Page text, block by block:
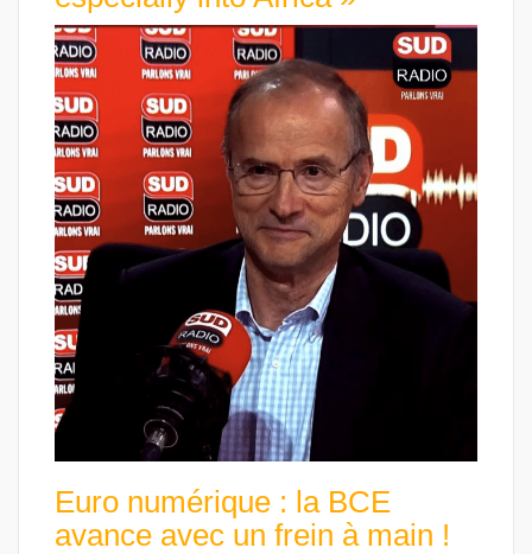
Euro numérique : la BCE
avance avec un frein à main !